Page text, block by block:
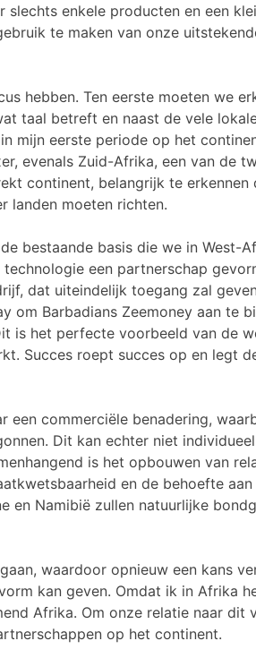
enkele producten en een
te maken van onze
hebben. Ten eerste moeten we
taal betreft en naast de vele
mijn eerste periode op het
evenals Zuid-Afrika, een van de
continent, belangrijk te
landen moeten richten.
bestaande basis die we in West-
een partnerschap
dat uiteindelijk toegang zal
om Barbadians Zeemoney aan te
is het perfecte voorbeeld van de
Succes roept succes op en legt
commerciële benadering,
Dit kan echter niet
is het opbouwen van
en de behoefte
en Namibië zullen natuurlijke
waardoor opnieuw een kans
kan geven. Omdat ik in Afrika
Afrika. Om onze relatie naar dit
op het continent.